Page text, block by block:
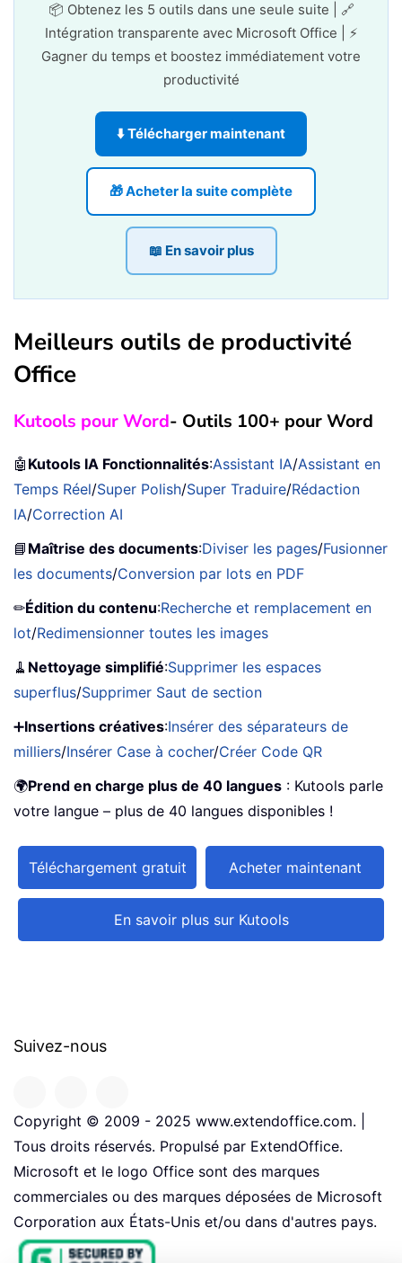
📦 Obtenez les 5 outils dans une seule suite | 🔗
Intégration transparente avec Microsoft Office | ⚡
Gagner du temps et boostez immédiatement votre
productivité
⬇️ Télécharger maintenant
🎁 Acheter la suite complète
📖 En savoir plus
Meilleurs outils de productivité
Office
Kutools pour Word- Outils 100+ pour Word
🤖 Kutools IA Fonctionnalités:Assistant IA/Assistant en
Temps Réel/Super Polish/Super Traduire/Rédaction
IA/Correction AI
📘 Maîtrise des documents:Diviser les pages/Fusionner
les documents/Conversion par lots en PDF
✏Édition du contenu:Recherche et remplacement en
lot/Redimensionner toutes les images
🧹 Nettoyage simplifié:Supprimer les espaces
superflus/Supprimer Saut de section
➕Insertions créatives:Insérer des séparateurs de
milliers/Insérer Case à cocher/Créer Code QR
🌍Prend en charge plus de 40 langues : Kutools parle
votre langue – plus de 40 langues disponibles !
Téléchargement gratuit Acheter maintenant
En savoir plus sur Kutools
Suivez-nous
Copyright © 2009 - 2025 www.extendoffice.com. |
Tous droits réservés. Propulsé par ExtendOffice.
Microsoft et le logo Office sont des marques
commerciales ou des marques déposées de Microsoft
Corporation aux États-Unis et/ou dans d'autres pays.